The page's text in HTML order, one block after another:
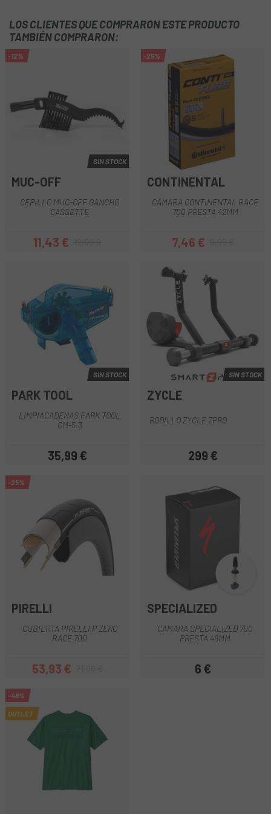
LOS CLIENTES QUE COMPRARON ESTE PRODUCTO
TAMBIÉN COMPRARON:
-12%
SIN STOCK
MUC-OFF
CEPILLO MUC-OFF GANCHO
CASSETTE
Precio
11,43 €Precio regular
-25%
CONTINENTAL
CÁMARA CONTINENTAL RACE
700 PRESTA 42MM
Precio
7,46 €Precio regular
SIN STOCK
PARK TOOL
LIMPIACADENAS PARK TOOL
CM-5.3
Precio
35,99 €
SIN STOCK
ZYCLE
RODILLO ZYCLE ZPRO
Precio
299 €
-25%
PIRELLI
CUBIERTA PIRELLI P ZERO
RACE 700
Precio
53,93 €Precio regular
SPECIALIZED
CAMARA SPECIALIZED 700
PRESTA 48MM
Precio
6 €
-48%
OUTLET